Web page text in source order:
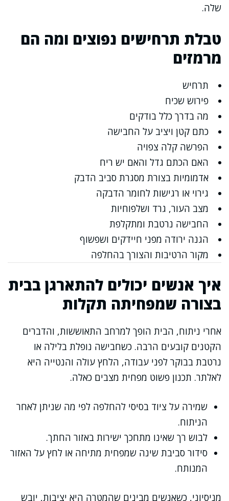
שלה.
טבלת תרחישים נפוצים ומה הם
מרמזים
תרחיש
פירוש שכיח
מה בדרך כלל בודקים
כתם קטן ויציב על החבישה
הפרשה קלה צפויה
האם הכתם גדל והאם יש ריח
אדמומיות בצורת מסגרת סביב הדבק
גירוי או רגישות לחומר הדבקה
מצב העור, גרד ושלפוחיות
החבישה נרטבת ומתקלפת
הגנה ירודה מפני חיידקים ושפשוף
מקור הרטיבות והצורך בהחלפה
איך אנשים יכולים להתארגן בבית
בצורה שמפחיתה תקלות
אחרי ניתוח, הבית הופך למרחב התאוששות, והדברים
הקטנים קובעים הרבה. כשחבישה נופלת בלילה או
נרטבת בבוקר לפני עבודה, הלחץ עולה והנטייה היא
לאלתר. תכנון פשוט מפחית מצבים כאלה.
שמירה על ציוד בסיסי להחלפה לפי מה שניתן לאחר
הניתוח.
לבוש רך שאינו מתחכך ישירות באזור החתך.
סידור סביבת שינה שמפחית מתיחה או לחץ על האזור
המנותח.
מניסיוני, כשאנשים מבינים שהמטרה היא יציבות, יובש